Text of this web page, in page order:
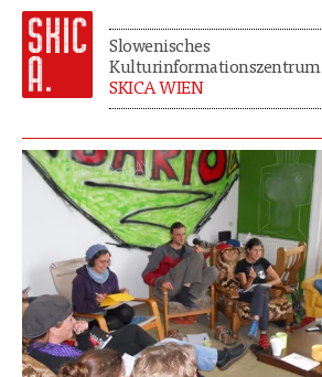
Slowenisches
Kulturinformationszentrum
SKICA WIEN